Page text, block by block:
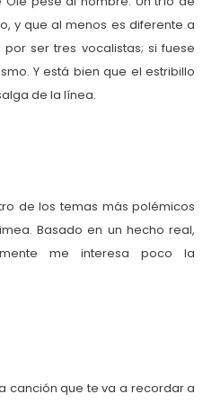
y que al menos es diferente a
ser tres vocalistas; si fuese
Y está bien que el estribillo
de la línea.
de los temas más polémicos
Basado en un hecho real,
me interesa poco la
canción que te va a recordar a